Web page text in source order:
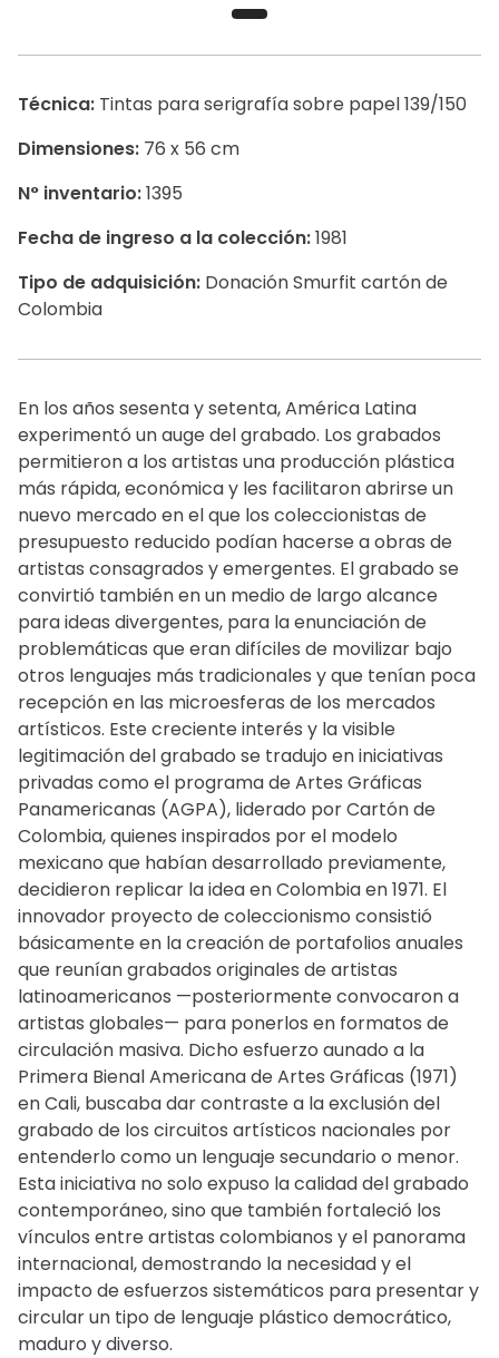
Técnica: Tintas para serigrafía sobre papel 139/150
Dimensiones: 76 x 56 cm
N° inventario:1395
Fecha de ingreso a la colección:1981
Tipo de adquisición: Donación Smurfit cartón de
Colombia
En los años sesenta y setenta, América Latina
experimentó un auge del grabado. Los grabados
permitieron a los artistas una producción plástica
más rápida, económica y les facilitaron abrirse un
nuevo mercado en el que los coleccionistas de
presupuesto reducido podían hacerse a obras de
artistas consagrados y emergentes. El grabado se
convirtió también en un medio de largo alcance
para ideas divergentes, para la enunciación de
problemáticas que eran difíciles de movilizar bajo
otros lenguajes más tradicionales y que tenían poca
recepción en las microesferas de los mercados
artísticos. Este creciente interés y la visible
legitimación del grabado se tradujo en iniciativas
privadas como el programa de Artes Gráficas
Panamericanas (AGPA), liderado por Cartón de
Colombia, quienes inspirados por el modelo
mexicano que habían desarrollado previamente,
decidieron replicar la idea en Colombia en 1971. El
innovador proyecto de coleccionismo consistió
básicamente en la creación de portafolios anuales
que reunían grabados originales de artistas
latinoamericanos —posteriormente convocaron a
artistas globales— para ponerlos en formatos de
circulación masiva. Dicho esfuerzo aunado a la
Primera Bienal Americana de Artes Gráficas (1971)
en Cali, buscaba dar contraste a la exclusión del
grabado de los circuitos artísticos nacionales por
entenderlo como un lenguaje secundario o menor.
Esta iniciativa no solo expuso la calidad del grabado
contemporáneo, sino que también fortaleció los
vínculos entre artistas colombianos y el panorama
internacional, demostrando la necesidad y el
impacto de esfuerzos sistemáticos para presentar y
circular un tipo de lenguaje plástico democrático,
maduro y diverso.